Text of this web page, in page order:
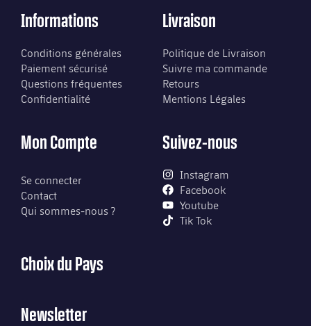
Informations
Conditions générales
Paiement sécurisé
Questions fréquentes
Confidentialité
Livraison
Politique de Livraison
Suivre ma commande
Retours
Mentions Légales
Mon Compte
Se connecter
Contact
Qui sommes-nous ?
Suivez-nous
Instagram
Facebook
Youtube
Tik Tok
Choix du Pays
Newsletter